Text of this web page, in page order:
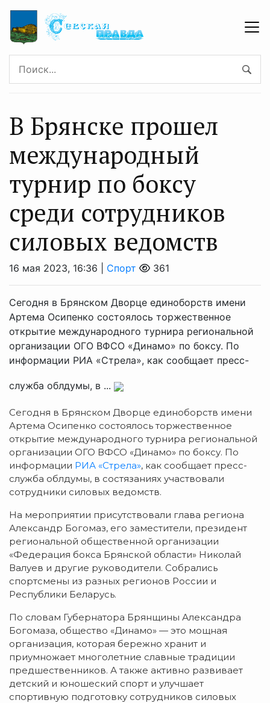
В Брянске прошел
международный
турнир по боксу
среди сотрудников
силовых ведомств
16 мая 2023, 16:36 | Спорт 361
Сегодня в Брянском Дворце единоборств имени
Артема Осипенко состоялось торжественное
открытие международного турнира региональной
организации ОГО ВФСО «Динамо» по боксу. По
информации РИА «Стрела», как сообщает пресс-
служба облдумы, в ...
Сегодня в Брянском Дворце единоборств имени
Артема Осипенко состоялось торжественное
открытие международного турнира региональной
организации ОГО ВФСО «Динамо» по боксу. По
информации РИА «Стрела», как сообщает пресс-
служба облдумы, в состязаниях участвовали
сотрудники силовых ведомств.
На мероприятии присутствовали глава региона
Александр Богомаз, его заместители, президент
региональной общественной организации
«Федерация бокса Брянской области» Николай
Валуев и другие руководители. Собрались
спортсмены из разных регионов России и
Республики Беларусь.
По словам Губернатора Брянщины Александра
Богомаза, общество «Динамо» — это мощная
организация, которая бережно хранит и
приумножает многолетние славные традиции
предшественников. А также активно развивает
детский и юношеский спорт и улучшает
спортивную подготовку сотрудников силовых